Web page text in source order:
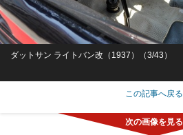
ダットサン ライトバン改（1937）（3/43）
この記事へ戻る